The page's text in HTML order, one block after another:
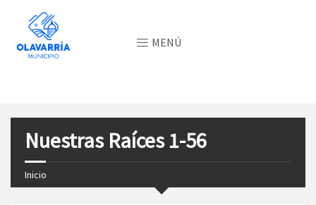
MENÚ
Nuestras Raíces 1-56
Inicio